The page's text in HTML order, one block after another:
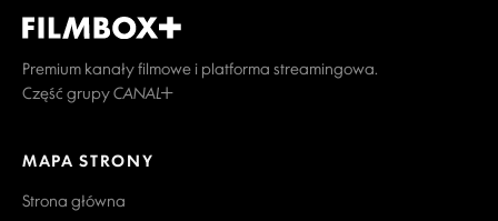
Premium kanały filmowe i platforma streamingowa.
Część grupy CANAL+
MAPA STRONY
Strona główna